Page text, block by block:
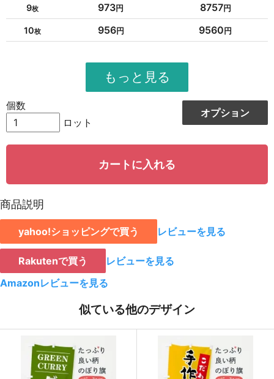
9 973 8757
10 956 9560
951
12324
13216
15 942 14130
939
18
19 928 15776
20 923
21 921
919
24 915 21960
25 913 22825
オプション
個数
ロット
カートに入れる
商品説明
yahoo!ショッピングで買う レビューを見る
Rakutenで買う
レビューを見る
Amazonレビューを見る
似ている他のデザイン